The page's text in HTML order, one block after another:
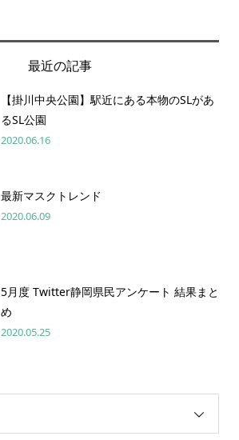
最近の記事
【掛川中央公園】駅近にある本物のSLがあ
るSL公園
2020.06.16
最新マスクトレンド
2020.06.09
5月度 Twitter静岡県民アンケート 結果まと
め
2020.05.25